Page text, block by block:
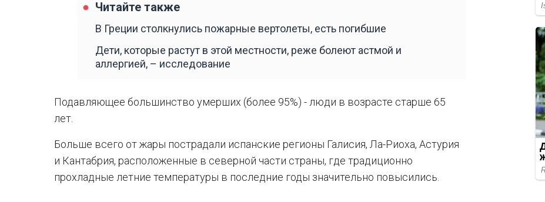
Читайте также
В Греции столкнулись пожарные вертолеты, есть погибшие
Дети, которые растут в этой местности, реже болеют астмой и
аллергией, – исследование
Подавляющее большинство умерших (более 95%) - люди в возрасте старше 65
лет.
Больше всего от жары пострадали испанские регионы Галисия, Ла-Риоха, Астурия
и Кантабрия, расположенные в северной части страны, где традиционно
прохладные летние температуры в последние годы значительно повысились.